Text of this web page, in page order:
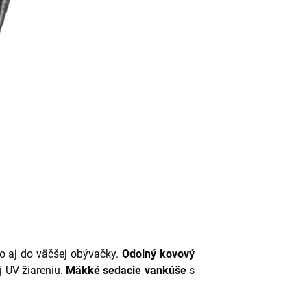
aj do väčšej obývačky.Odolný kovový
žiareniu. Mäkké sedacie vankúšes